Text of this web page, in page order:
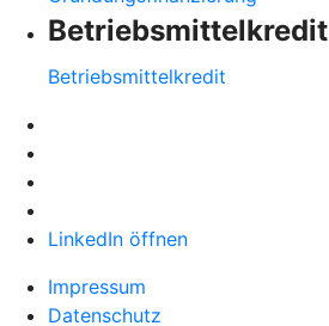
Betriebsmittelkredit
Betriebsmittelkredit
LinkedIn öffnen
Impressum
Datenschutz